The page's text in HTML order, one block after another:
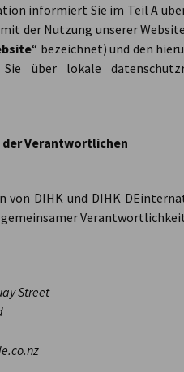
New Zealand
informiert Sie im Teil A
der Nutzung unserer Website
“ bezeichnet) und den
über lokale
Verantwortlichen
von DIHK und DIHK
Street